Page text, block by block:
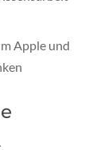
Apple und